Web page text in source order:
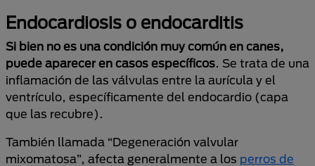
Endocardiosis o endocarditis
Si bien no es una condición muy común en canes,
puede aparecer en casos específicos. Se trata de una
inflamación de las válvulas entre la aurícula y el
ventrículo, específicamente del endocardio (capa
que las recubre).
También llamada “Degeneración valvular
mixomatosa”, afecta generalmente a los perros de